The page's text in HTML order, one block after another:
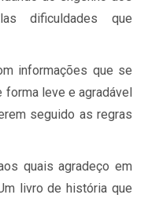
dificuldades que
informações que se
forma leve e agradável
seguido as regras
quais agradeço em
livro de história que